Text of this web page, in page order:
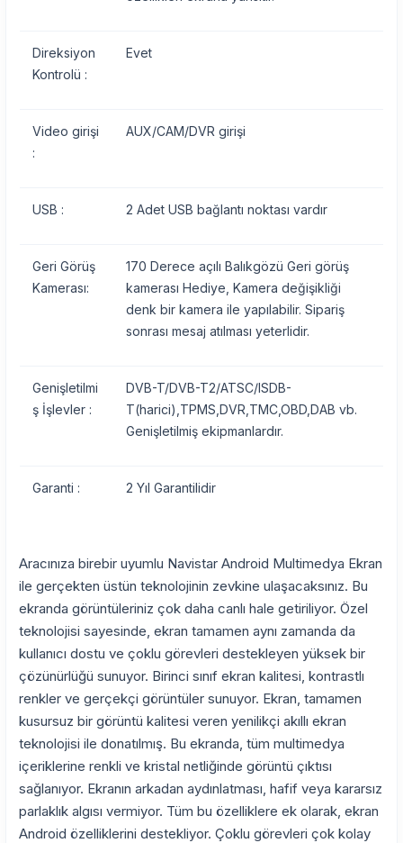
Direksiyon
Kontrolü :
Evet
Video girişi
:
AUX/CAM/DVR girişi
USB : 2 Adet USB bağlantı noktası vardır
Geri Görüş
Kamerası:
170 Derece açılı Balıkgözü Geri görüş
kamerası Hediye, Kamera değişikliği
denk bir kamera ile yapılabilir. Sipariş
sonrası mesaj atılması yeterlidir.
Genişletilmi
ş İşlevler :
DVB-T/DVB-T2/ATSC/ISDB-
T(harici),TPMS,DVR,TMC,OBD,DAB vb.
Genişletilmiş ekipmanlardır.
Garanti : 2 Yıl Garantilidir
Aracınıza birebir uyumlu Navistar Android Multimedya Ekran
ile gerçekten üstün teknolojinin zevkine ulaşacaksınız. Bu
ekranda görüntüleriniz çok daha canlı hale getiriliyor. Özel
teknolojisi sayesinde, ekran tamamen aynı zamanda da
kullanıcı dostu ve çoklu görevleri destekleyen yüksek bir
çözünürlüğü sunuyor. Birinci sınıf ekran kalitesi, kontrastlı
renkler ve gerçekçi görüntüler sunuyor. Ekran, tamamen
kusursuz bir görüntü kalitesi veren yenilikçi akıllı ekran
teknolojisi ile donatılmış. Bu ekranda, tüm multimedya
içeriklerine renkli ve kristal netliğinde görüntü çıktısı
sağlanıyor. Ekranın arkadan aydınlatması, hafif veya kararsız
parlaklık algısı vermiyor. Tüm bu özelliklere ek olarak, ekran
Android özelliklerini destekliyor. Çoklu görevleri çok kolay